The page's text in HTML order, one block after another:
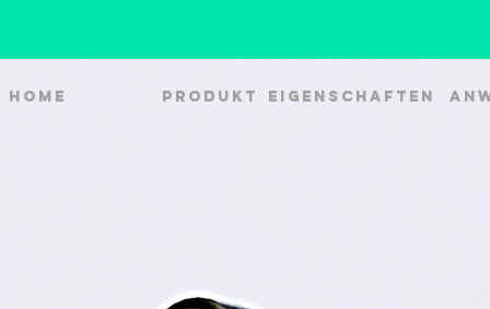
HOME EIGENSCHAFTEN
PRODUKT